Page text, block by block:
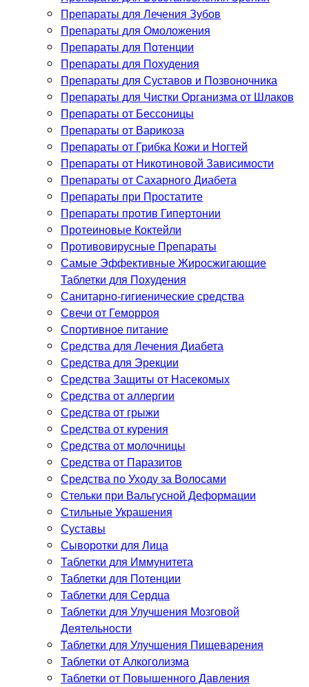
Препараты для Лечения Зубов
Препараты для Омоложения
Препараты для Потенции
Препараты для Похудения
Препараты для Суставов и Позвоночника
Препараты для Чистки Организма от Шлаков
Препараты от Бессоницы
Препараты от Варикоза
Препараты от Грибка Кожи и Ногтей
Препараты от Никотиновой Зависимости
Препараты от Сахарного Диабета
Препараты при Простатите
Препараты против Гипертонии
Протеиновые Коктейли
Противовирусные Препараты
Самые Эффективные Жиросжигающие
Таблетки для Похудения
Санитарно-гигиенические средства
Свечи от Геморроя
Спортивное питание
Средства для Лечения Диабета
Средства для Эрекции
Средства Защиты от Насекомых
Средства от аллергии
Средства от грыжи
Средства от курения
Средства от молочницы
Средства от Паразитов
Средства по Уходу за Волосами
Стельки при Вальгусной Деформации
Стильные Украшения
Суставы
Сыворотки для Лица
Таблетки для Иммунитета
Таблетки для Потенции
Таблетки для Сердца
Таблетки для Улучшения Мозговой
Деятельности
Таблетки для Улучшения Пищеварения
Таблетки от Алкоголизма
Таблетки от Повышенного Давления